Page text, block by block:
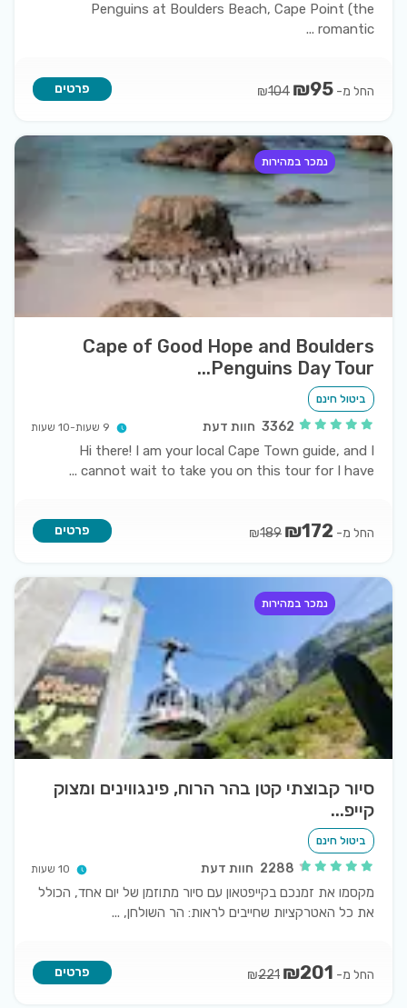
Penguins at Boulders Beach, Cape Point (the
romantic
...
החל מ- ₪95
104 פרטים
נמכר במהירות
Cape of Good Hope and Boulders
Penguins Day Tour...
ביטול חינם
3362 חוות דעת 9 שעות-10 שעות
Hi there! I am your local Cape Town guide, and I
cannot wait to take you on this tour for I have
...
החל מ- ₪172
189 פרטים
נמכר במהירות
סיור קבוצתי קטן בהר הרוח, פינגווינים ומצוק
קייפ...
ביטול חינם
2288 חוות דעת 10 שעות
מקסמו את זמנכם בקייפטאון עם סיור מתוזמן של יום אחד, הכולל
את כל האטרקציות שחייבים לראות: הר השולחן, ...
החל מ- ₪201
221 פרטים